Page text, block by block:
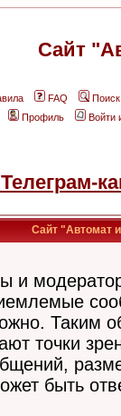
Сайт
FAQ
Поиск
Профиль
Войти
Сайт "Автомат и
и
Таким
точки
быть